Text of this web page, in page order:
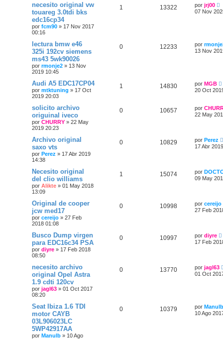
necesito original vw
touareg 3.0tdi bks
edc16cp34
por fcm90 » 17 Nov 2017
00:16
1 13322 por jrj00
07 Nov
lectura bmw e46
325i 192cv siemens
ms43 5wk90026
por rmonje2 » 13 Nov
2019 10:45
0 12233 por
13 Nov
Audi A5 EDC17CP04
por mtktuning » 17 Oct
2019 20:03
1 14830 por MGB
20 Oct
solicito archivo
origuinal iveco
por CHURRY » 22 May
2019 20:23
0 10657 por
22 May
Archivo original
saxo vts
por Perez » 17 Abr 2019
14:38
0 10829 por Perez
17 Abr
Necesito original
del clio williams
por Alikte » 01 May 2018
13:09
1 15074 por
09 May
Original de cooper
jcw med17
por cereijo » 27 Feb
2018 01:08
0 10998 por cereijo
27 Feb
Busco Dump virgen
para EDC16c34 PSA
por diyre » 17 Feb 2018
08:50
0 10997 por diyre
17 Feb
necesito archivo
original Opel Astra
1.9 cdti 120cv
por jagl63 » 01 Oct 2017
08:20
0 13770 por jagl63
01 Oct
Seat Ibiza 1.6 TDI
motor CAYB
03L906023LC
5WP42917AA
por Manulb » 10 Ago
0 10379 por Manulb
10 Ago